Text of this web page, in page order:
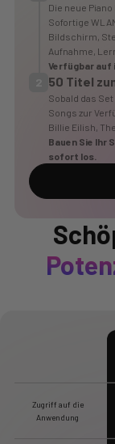
Die neue
Sofortige
Bildschirm,
Aufnahme,
Verfügbar auf
50 Titel
Sobald das
Songs zur
Billie Eilish,
Bauen Sie Ihr
sofort los.
Zugriff auf die
Anwendung